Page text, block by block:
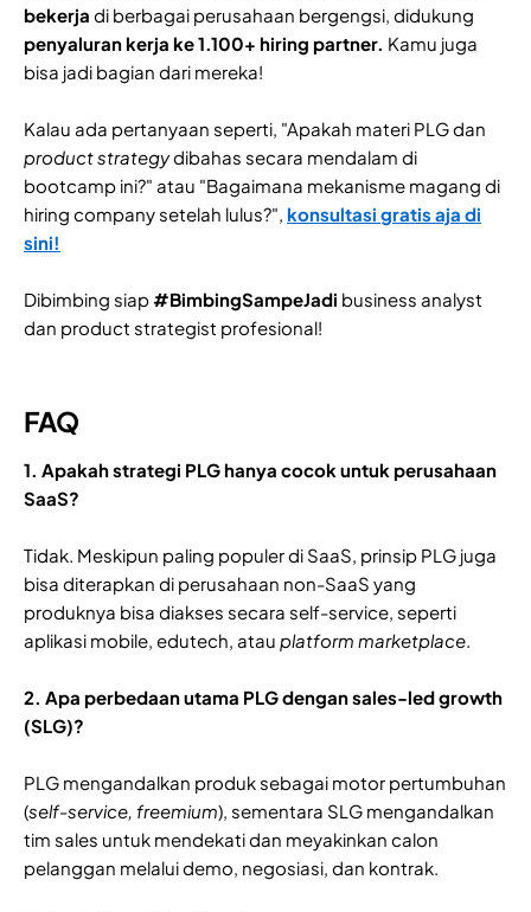
bekerja di berbagai perusahaan bergengsi, didukung
penyaluran kerja ke 1.100+ hiring partner. Kamu juga
bisa jadi bagian dari mereka!
Kalau ada pertanyaan seperti, "Apakah materi PLG dan
product strategydibahas secara mendalam di
bootcamp ini?" atau "Bagaimana mekanisme magang di
hiring company setelah lulus?", konsultasi gratis aja di
sini!
Dibimbing siap #BimbingSampeJadi business analyst
dan product strategist profesional!
FAQ
1. Apakah strategi PLG hanya cocok untuk perusahaan
SaaS?
Tidak. Meskipun paling populer di SaaS, prinsip PLG juga
bisa diterapkan di perusahaan non-SaaS yang
produknya bisa diakses secara self-service, seperti
aplikasi mobile, edutech, atau platform marketplace.
2. Apa perbedaan utama PLG dengan sales-led growth
(SLG)?
PLG mengandalkan produk sebagai motor pertumbuhan
(self-service, freemium), sementara SLG mengandalkan
tim sales untuk mendekati dan meyakinkan calon
pelanggan melalui demo, negosiasi, dan kontrak.